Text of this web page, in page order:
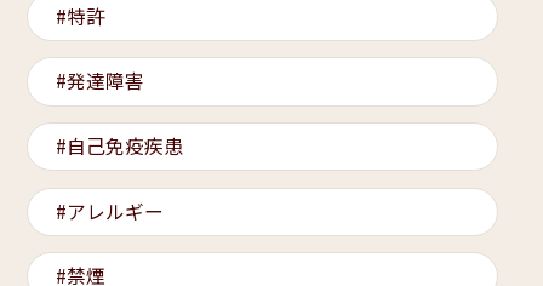
特許
発達障害
自己免疫疾患
アレルギー
禁煙